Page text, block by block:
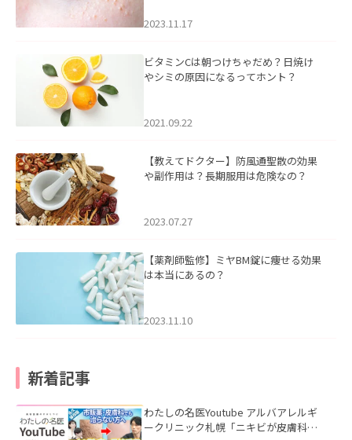
2023.11.17
ビタミンCは朝つけちゃだめ？日焼け
やシミの原因になるってホント？
2021.09.22
【教えてドクター】防風通聖散の効果
や副作用は？長期服用は危険なの？
2023.07.27
【薬剤師監修】ミヤBM錠に痩せる効果
は本当にあるの？
2023.11.10
新着記事
わたしの名医Youtube アルバアレルギ
ークリニック札幌「ニキビが皮膚科で